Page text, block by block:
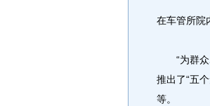
在车管所院
“为群众
推出了“五
等。